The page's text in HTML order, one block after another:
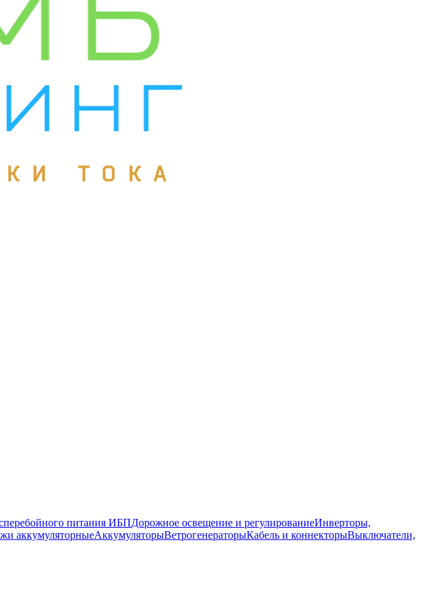
питания ИБПДорожное освещение и регулированиеИнверторы,
аккумуляторныеАккумуляторыВетрогенераторыКабель и коннекторыВыключатели,